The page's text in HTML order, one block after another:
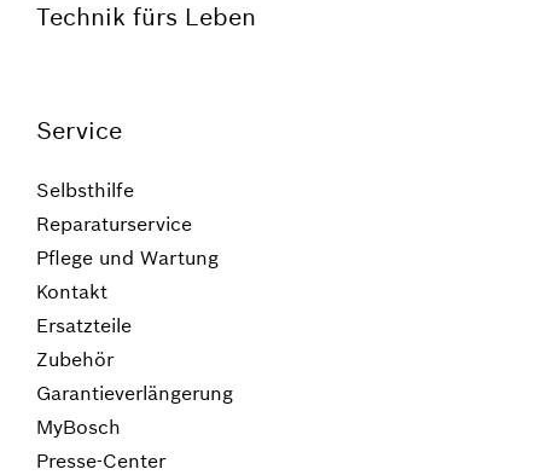
Technik fürs Leben
Service
Selbsthilfe
Reparaturservice
Pflege und Wartung
Kontakt
Ersatzteile
Zubehör
Garantieverlängerung
MyBosch
Presse-Center